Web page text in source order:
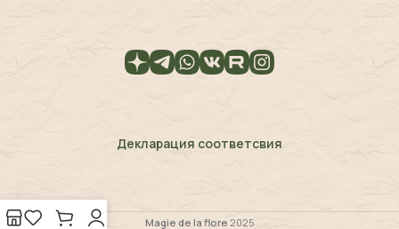
Декларация соответсвия
Magie de la flore 2025